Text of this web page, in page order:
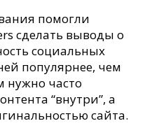
помогли
сделать выводы о
социальных
популярнее, чем
нужно часто
“внутри”, а
сайта.